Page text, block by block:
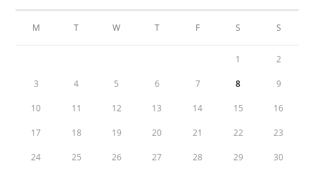
M T W T F S S
1 2
3 4 5 6 7 8 9
10 11 12 13 14 15 16
17 18 19 20 21 22 23
24 25 26 27 28 29 30